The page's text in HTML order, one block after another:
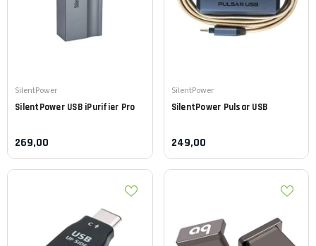
Leverancier:
SilentPower
SilentPower USB iPurifier Pro
269,00
Leverancier:
SilentPower
SilentPower Pulsar USB
249,00